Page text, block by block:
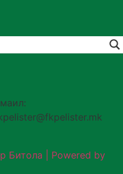
Битола | Powered by